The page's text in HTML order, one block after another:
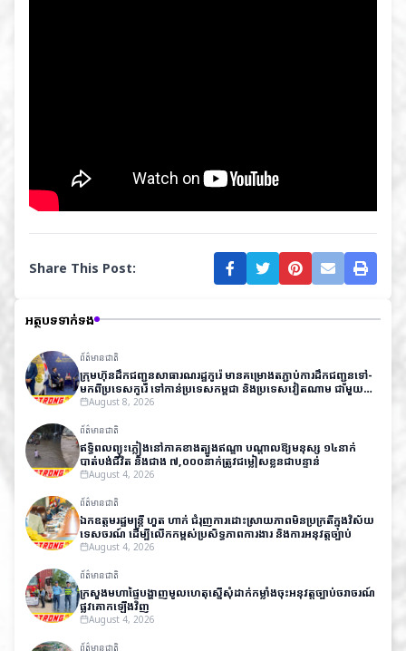
Share This Post:
អត្ថបទទាក់ទង
ព័ត៌មានជាតិ
ក្រុមហ៊ុនដឹកជញ្ជូនសាធារណរដ្ឋកូរ៉េ មានគម្រោងតភ្ជាប់ការដឹកជញ្ជូនទៅ-
មកពីប្រទេសកូរ៉េ​ ទៅកាន់ប្រទេសកម្ពុជា និងប្រទេសវៀតណាម ជាមួយ
តម្លៃសមរម្យ
August 8, 2026
ព័ត៌មានជាតិ
ឥទ្ធិពលព្យុះភ្លៀងនៅភាគខាងត្បូងឥណ្ឌា បណ្តាលឱ្យមនុស្ស ១៤នាក់
បាត់បង់ជីវិត និងជាង ៧,០០០នាក់ត្រូវជម្លៀសខ្លួនជាបន្ទាន់
August 4, 2026
ព័ត៌មានជាតិ
ឯកឧត្តមរដ្ឋមន្ត្រី ហួត ហាក់ ជំរុញការដោះស្រាយភាពមិនប្រក្រតីក្នុងវិស័យ
ទេសចរណ៍ ដើម្បីលើកកម្ពស់ប្រសិទ្ធភាពការងារ និងការអនុវត្តច្បាប់
August 4, 2026
ព័ត៌មានជាតិ
ក្រសួងមហាផ្ទៃបង្ហាញមូលហេតុស្នើសុំដាក់កម្លាំងចុះអនុវត្តច្បាប់ចរាចរណ៍
ផ្លូវគោកឡើងវិញ
August 4, 2026
ព័ត៌មានជាតិ